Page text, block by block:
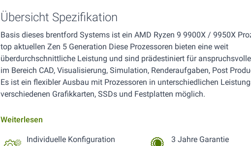
Übersicht Spezifikation
Basis dieses brentford Systems ist ein AMD Ryzen 9 9900X / 9950X
top aktuellen Zen 5 Generation Diese Prozessoren bieten eine weit
überdurchschnittliche Leistung und sind prädestiniert für
im Bereich CAD, Visualisierung, Simulation, Renderaufgaben, Post
Es ist ein flexibler Ausbau mit Prozessoren in unterschiedlichen
verschiedenen Grafikkarten, SSDs und Festplatten möglich.
Weiterlesen
Individuelle Konfiguration
3 Jahre Garantie